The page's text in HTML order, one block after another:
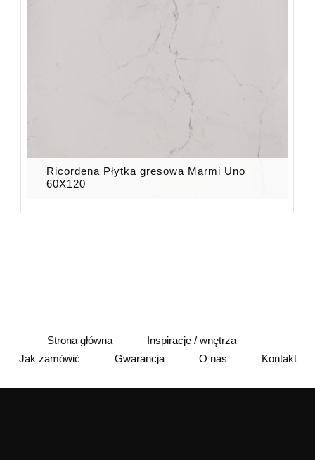
Ricordena Płytka gresowa Marmi Uno
60X120
Strona główna
Inspiracje / wnętrza
Jak zamówić
Gwarancja O nas Kontakt